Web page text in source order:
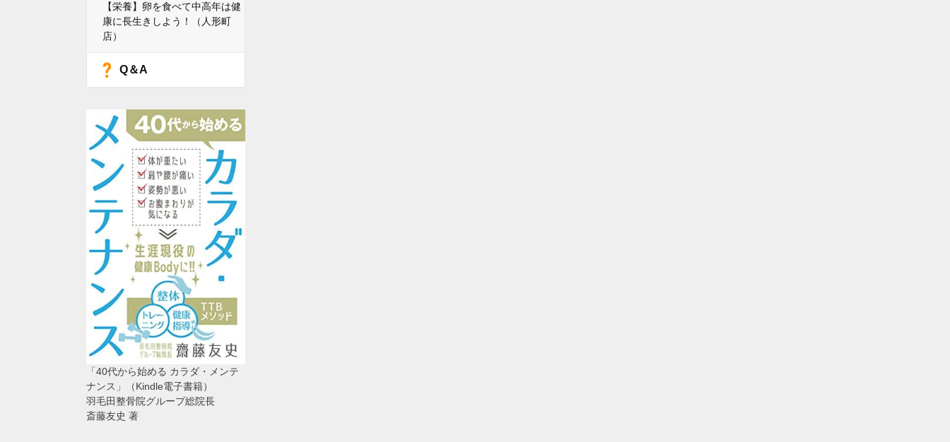
【栄養】卵を食べて中高年は健
康に長生きしよう！（人形町
店）
Q＆A
「40代から始める カラダ・メンテ
ナンス」（Kindle電子書籍）
羽毛田整骨院グループ総院長
斎藤友史 著